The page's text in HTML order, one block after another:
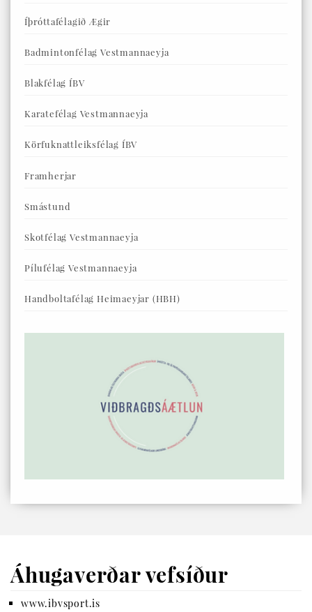
Íþróttafélagið Ægir
Badmintonfélag Vestmannaeyja
Blakfélag ÍBV
Karatefélag Vestmannaeyja
Körfuknattleiksfélag ÍBV
Framherjar
Smástund
Skotfélag Vestmannaeyja
Pílufélag Vestmannaeyja
Handboltafélag Heimaeyjar (HBH)
Áhugaverðar vefsíður
www.ibvsport.is